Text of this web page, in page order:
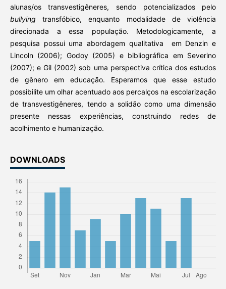
alunas/os transvestigêneres, sendo potencializados pelo
bullyingtransfóbico, enquanto modalidade de violência
direcionada a essa população. Metodologicamente, a
pesquisa possui uma abordagem qualitativa em Denzin e
Lincoln (2006); Godoy (2005) e bibliográfica em Severino
(2007); e Gil (2002) sob uma perspectiva crítica dos estudos
de gênero em educação. Esperamos que esse estudo
possibilite um olhar acentuado aos percalços na escolarização
de transvestigêneres, tendo a solidão como uma dimensão
presente nessas experiências, construindo redes de
acolhimento e humanização.
DOWNLOADS